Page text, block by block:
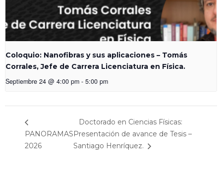
Coloquio: Nanofibras y sus aplicaciones – Tomás
Corrales, Jefe de Carrera Licenciatura en Física.
Septiembre 24 @ 4:00 pm - 5:00 pm
PANORAMAS
2026
Doctorado en Ciencias Físicas:
Presentación de avance de Tesis –
Santiago Henríquez.